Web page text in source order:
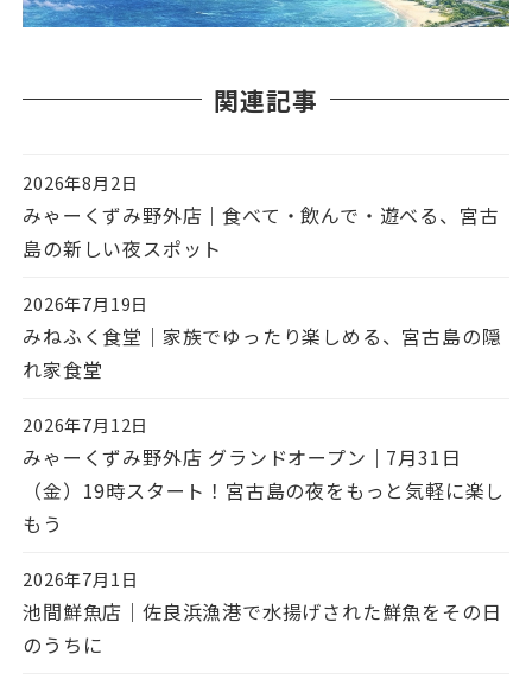
関連記事
投稿日
2026年8月2日
みゃーくずみ野外店｜食べて・飲んで・遊べる、宮古
島の新しい夜スポット
投稿日
2026年7月19日
みねふく食堂｜家族でゆったり楽しめる、宮古島の隠
れ家食堂
投稿日
2026年7月12日
みゃーくずみ野外店 グランドオープン｜7月31日
（金）19時スタート！宮古島の夜をもっと気軽に楽し
もう
投稿日
2026年7月1日
池間鮮魚店｜佐良浜漁港で水揚げされた鮮魚をその日
のうちに